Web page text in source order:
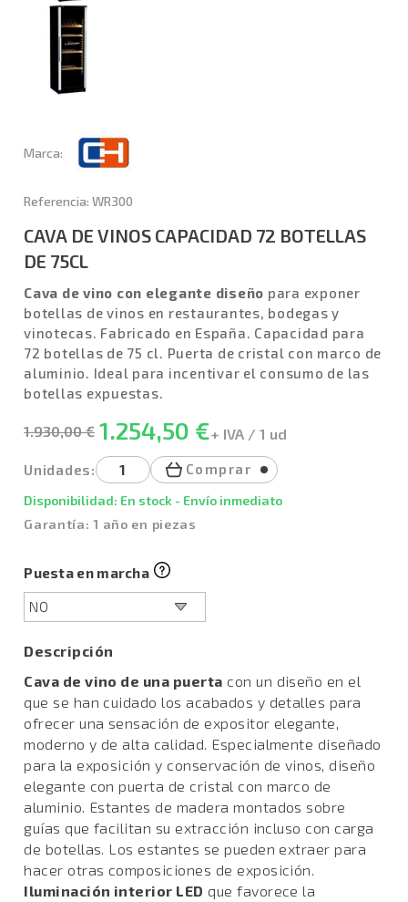
Marca:
Referencia: WR300
CAVA DE VINOS CAPACIDAD 72 BOTELLAS
DE 75CL
Cava de vino con elegante diseño para exponer
botellas de vinos en restaurantes, bodegas y
vinotecas. Fabricado en España. Capacidad para
72 botellas de 75 cl. Puerta de cristal con marco de
aluminio. Ideal para incentivar el consumo de las
botellas expuestas.
1.930,00 € 1.254,50 €+ IVA / 1 ud
Unidades: Comprar
Disponibilidad: En stock - Envío inmediato
Garantía: 1 año en piezas
Puesta en marcha
Descripción
Cava de vino de una puerta con un diseño en el
que se han cuidado los acabados y detalles para
ofrecer una sensación de expositor elegante,
moderno y de alta calidad. Especialmente diseñado
para la exposición y conservación de vinos, diseño
elegante con puerta de cristal con marco de
aluminio. Estantes de madera montados sobre
guías que facilitan su extracción incluso con carga
de botellas. Los estantes se pueden extraer para
hacer otras composiciones de exposición.
Iluminación interior LED que favorece la